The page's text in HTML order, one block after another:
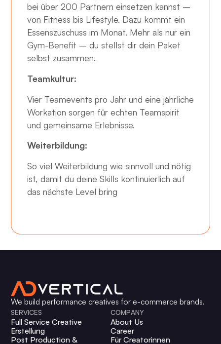
bei über 200 Partnern einsetzen kannst –
von Fitness bis Lifestyle. Dazu kommt ein
Essenszuschuss im Monat. Mehr als nur ein
Gym-Benefit – du stellst dir dein Paket
selbst zusammen.
Teamkultur:
Vier Teamevents pro Jahr und eine jährliche
Workation sorgen für echten Teamspirit
und gemeinsame Erlebnisse.
Weiterbildung:
So viel Weiterbildung wie sinnvoll und nötig
ist, damit du deine Skills kontinuierlich auf
das nächste Level bring
We build performance creatives for e-commerce brands.
SERVICES
Full Service Creative
Erstellung
Post Production &
COMPANY
About Us
Career
Für Creatorinnen